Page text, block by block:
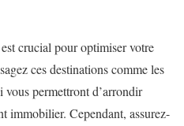
crucial pour optimiser votre
ces destinations comme les
vous permettront d’arrondir
immobilier. Cependant, assurez-